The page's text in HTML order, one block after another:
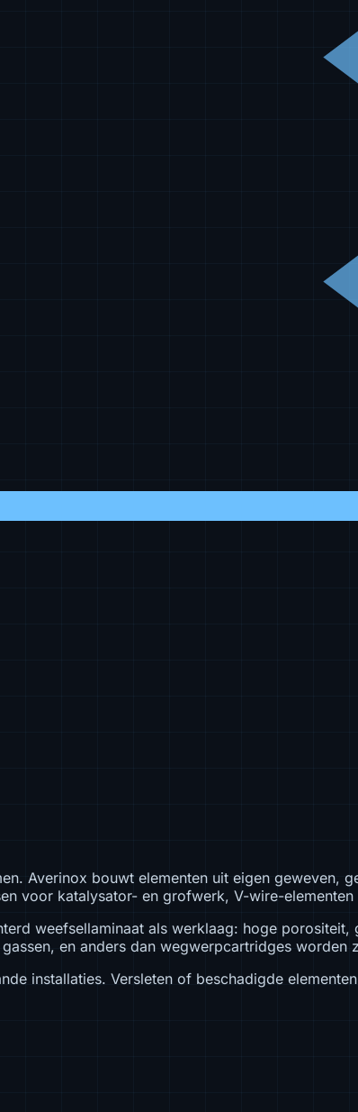
Averinox bouwt elementen uit eigen geweven,
voor katalysator- en grofwerk, V-wire-
weefsellaminaat als werklaag: hoge
en anders dan wegwerpcartridges worden
installaties. Versleten of beschadigde